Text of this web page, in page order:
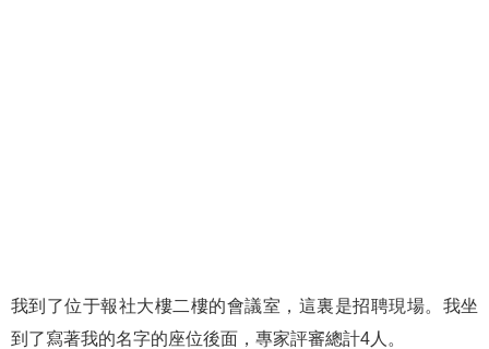
我到了位于報社大樓二樓的會議室，這裏是招聘現場。我坐
到了寫著我的名字的座位後面，專家評審總計4人。